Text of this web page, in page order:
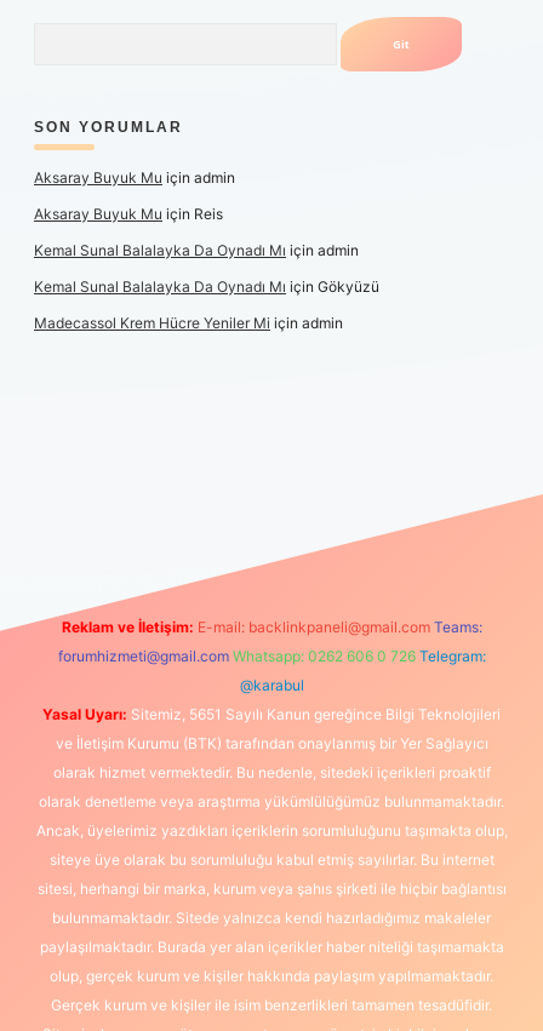
SON YORUMLAR
Aksaray Buyuk Mu için admin
Aksaray Buyuk Mu için Reis
Kemal Sunal Balalayka Da Oynadı Mı için admin
Kemal Sunal Balalayka Da Oynadı Mı için Gökyüzü
Madecassol Krem Hücre Yeniler Mi için admin
Reklam ve İletişim: E-mail: backlinkpaneli@gmail.com Teams:
forumhizmeti@gmail.com Whatsapp: 0262 606 0 726 Telegram:
@karabul
Yasal Uyarı: Sitemiz, 5651 Sayılı Kanun gereğince Bilgi Teknolojileri
ve İletişim Kurumu (BTK) tarafından onaylanmış bir Yer Sağlayıcı
olarak hizmet vermektedir. Bu nedenle, sitedeki içerikleri proaktif
olarak denetleme veya araştırma yükümlülüğümüz bulunmamaktadır.
Ancak, üyelerimiz yazdıkları içeriklerin sorumluluğunu taşımakta olup,
siteye üye olarak bu sorumluluğu kabul etmiş sayılırlar. Bu internet
sitesi, herhangi bir marka, kurum veya şahıs şirketi ile hiçbir bağlantısı
bulunmamaktadır. Sitede yalnızca kendi hazırladığımız makaleler
paylaşılmaktadır. Burada yer alan içerikler haber niteliği taşımamakta
olup, gerçek kurum ve kişiler hakkında paylaşım yapılmamaktadır.
Gerçek kurum ve kişiler ile isim benzerlikleri tamamen tesadüfidir.